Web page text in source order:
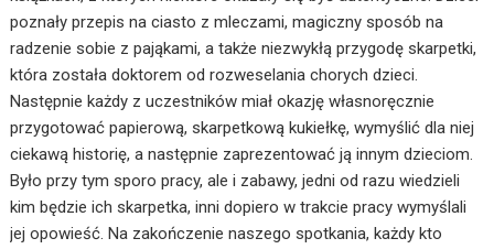
poznały przepis na ciasto z mleczami, magiczny sposób na
radzenie sobie z pająkami, a także niezwykłą przygodę skarpetki,
która została doktorem od rozweselania chorych dzieci.
Następnie każdy z uczestników miał okazję własnoręcznie
przygotować papierową, skarpetkową kukiełkę, wymyślić dla niej
ciekawą historię, a następnie zaprezentować ją innym dzieciom.
Było przy tym sporo pracy, ale i zabawy, jedni od razu wiedzieli
kim będzie ich skarpetka, inni dopiero w trakcie pracy wymyślali
jej opowieść. Na zakończenie naszego spotkania, każdy kto